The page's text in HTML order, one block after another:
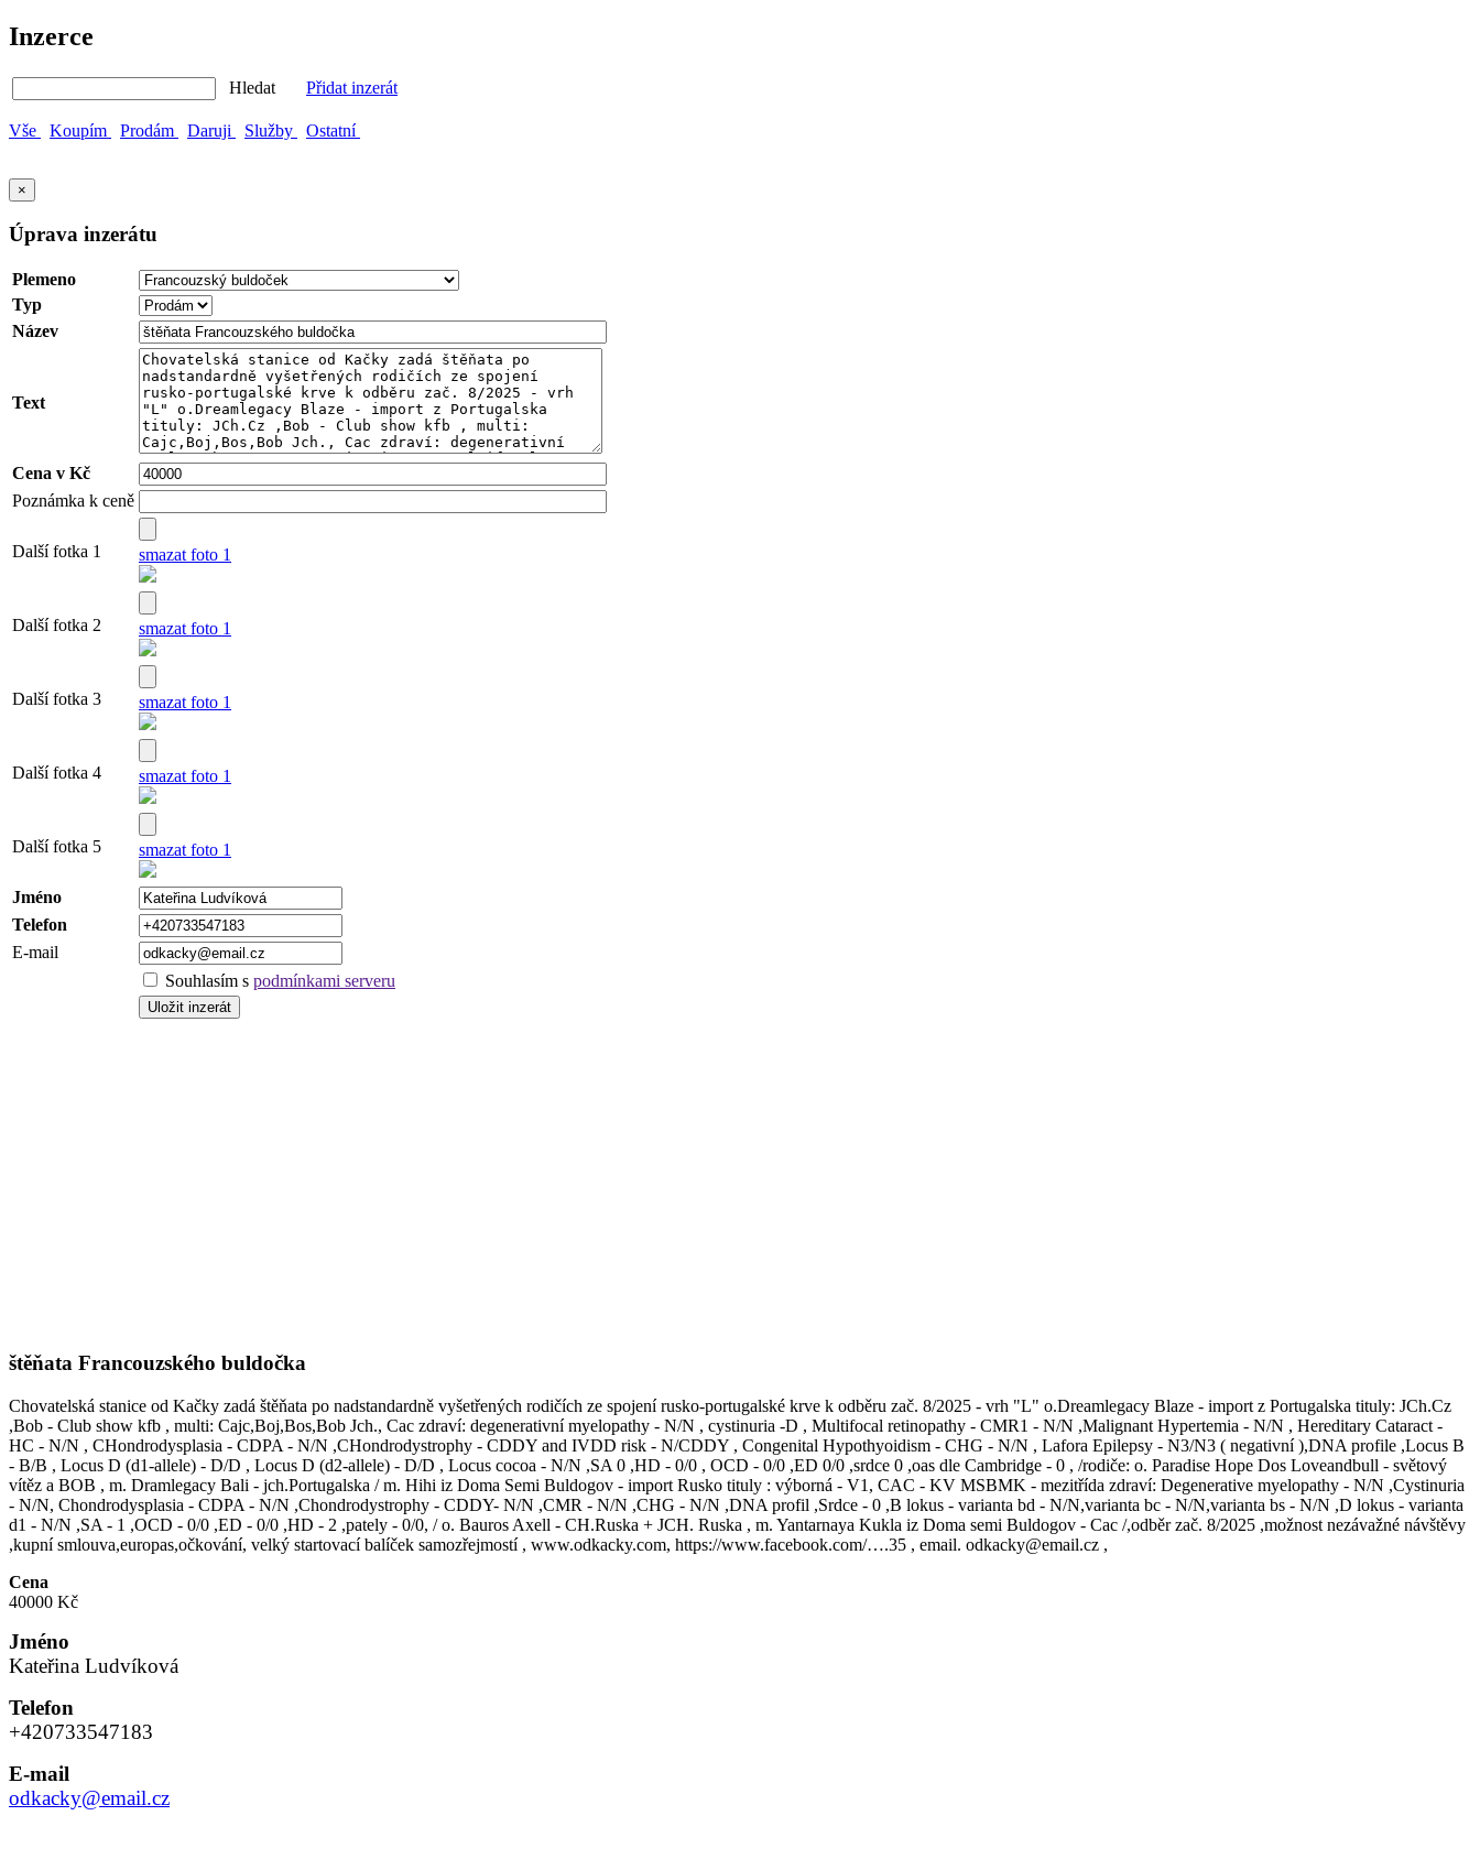
Inzerce
Hledat Přidat inzerát
Vše Koupím Prodám Daruji Služby Ostatní
×
Úprava inzerátu
Plemeno
Typ
Název
Text
Cena v Kč
Poznámka k ceně
Další fotka 1 smazat foto 1
Další fotka 2 smazat foto 1
Další fotka 3 smazat foto 1
Další fotka 4 smazat foto 1
Další fotka 5 smazat foto 1
Jméno
Telefon
E-mail
Souhlasím s podmínkami serveru
štěňata Francouzského buldočka
Chovatelská stanice od Kačky zadá štěňata po nadstandardně vyšetřených rodičích ze spojení rusko-portugalské krve k odběru zač. 8/2025 - vrh "L" o.Dreamlegacy Blaze - import z Portugalska tituly: JCh.Cz
,Bob - Club show kfb , multi: Cajc,Boj,Bos,Bob Jch., Cac zdraví: degenerativní myelopathy - N/N , cystinuria -D , Multifocal retinopathy - CMR1 - N/N ,Malignant Hypertemia - N/N , Hereditary Cataract -
HC - N/N , CHondrodysplasia - CDPA - N/N ,CHondrodystrophy - CDDY and IVDD risk - N/CDDY , Congenital Hypothyoidism - CHG - N/N , Lafora Epilepsy - N3/N3 ( negativní ),DNA profile ,Locus B
- B/B , Locus D (d1-allele) - D/D , Locus D (d2-allele) - D/D , Locus cocoa - N/N ,SA 0 ,HD - 0/0 , OCD - 0/0 ,ED 0/0 ,srdce 0 ,oas dle Cambridge - 0 , /rodiče: o. Paradise Hope Dos Loveandbull - světový
vítěz a BOB , m. Dramlegacy Bali - jch.Portugalska / m. Hihi iz Doma Semi Buldogov - import Rusko tituly : výborná - V1, CAC - KV MSBMK - mezitřída zdraví: Degenerative myelopathy - N/N ,Cystinuria
- N/N, Chondrodysplasia - CDPA - N/N ,Chondrodystrophy - CDDY- N/N ,CMR - N/N ,CHG - N/N ,DNA profil ,Srdce - 0 ,B lokus - varianta bd - N/N,varianta bc - N/N,varianta bs - N/N ,D lokus - varianta
d1 - N/N ,SA - 1 ,OCD - 0/0 ,ED - 0/0 ,HD - 2 ,pately - 0/0, / o. Bauros Axell - CH.Ruska + JCH. Ruska , m. Yantarnaya Kukla iz Doma semi Buldogov - Cac /,odběr zač. 8/2025 ,možnost nezávažné návštěvy
,kupní smlouva,europas,očkování, velký startovací balíček samozřejmostí , www.odkacky.com, https://www.facebook.com/….35 , email. odkacky@email.cz ,
Cena
40000 Kč
Jméno
Kateřina Ludvíková
Telefon
+420733547183
E-mail
odkacky@email.cz